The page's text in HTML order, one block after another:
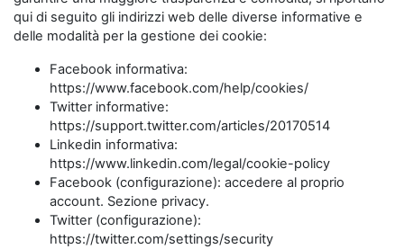
qui di seguito gli indirizzi web delle diverse informative e
delle modalità per la gestione dei cookie:
Facebook informativa:
https://www.facebook.com/help/cookies/
Twitter informative:
https://support.twitter.com/articles/20170514
Linkedin informativa:
https://www.linkedin.com/legal/cookie-policy
Facebook (configurazione): accedere al proprio
account. Sezione privacy.
Twitter (configurazione):
https://twitter.com/settings/security